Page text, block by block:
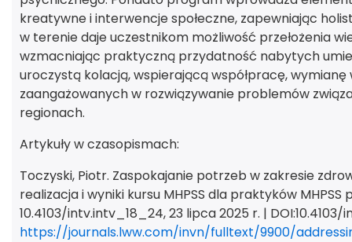
kreatywne i interwencje społeczne, zapewniając
w terenie daje uczestnikom możliwość przełożenia
wzmacniając praktyczną przydatność nabytych
uroczystą kolacją, wspierającą współpracę,
zaangażowanych w rozwiązywanie problemów
regionach.
Artykuły w czasopismach:
Toczyski, Piotr. Zaspokajanie potrzeb w zakresie
realizacja i wyniki kursu MHPSS dla praktyków
10.4103/intv.intv_18_24, 23 lipca 2025 r. |
https://journals.lww.com/invn/fulltext/9900/